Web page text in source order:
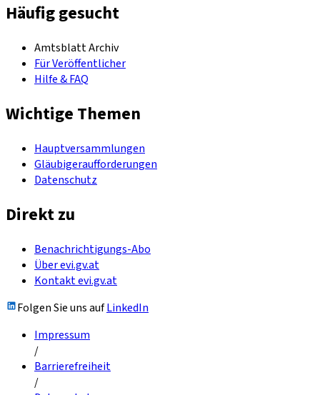
Häufig gesucht
Amtsblatt Archiv
Für Veröffentlicher
Hilfe & FAQ
Wichtige Themen
Hauptversammlungen
Gläubigeraufforderungen
Datenschutz
Direkt zu
Benachrichtigungs-Abo
Über evi.gv.at
Kontakt evi.gv.at
Folgen Sie uns aufLinkedIn
Impressum
/
Barrierefreiheit
/